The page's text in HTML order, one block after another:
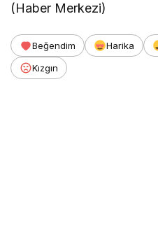
(Haber Merkezi)
Beğendim Harika
Kızgın